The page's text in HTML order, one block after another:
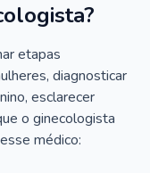
etapas
diagnosticar
esclarecer
o ginecologista
médico: